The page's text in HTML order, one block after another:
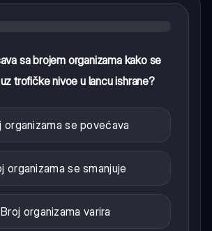
sa brojem organizama kako se
trofičke nivoe u lancu ishrane?
organizama se povećava
organizama se smanjuje
Broj organizama varira